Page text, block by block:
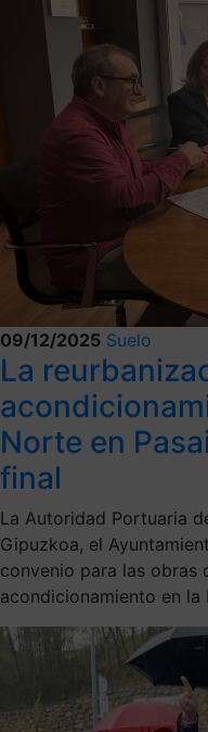
09/12/2025 Suelo
La
Norte en
final
La Autoridad Portuaria
Gipuzkoa, el
convenio para las obras
acondicionamiento en la